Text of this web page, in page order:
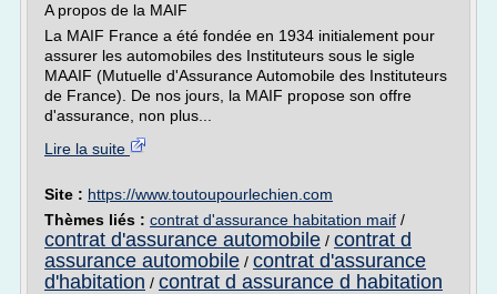
A propos de la MAIF
La MAIF France a été fondée en 1934 initialement pour
assurer les automobiles des Instituteurs sous le sigle
MAAIF (Mutuelle d'Assurance Automobile des Instituteurs
de France). De nos jours, la MAIF propose son offre
d'assurance, non plus...
Lire la suite
Site : https://www.toutoupourlechien.com
Thèmes liés : contrat d'assurance habitation maif /
contrat d'assurance automobile / contrat d
assurance automobile / contrat d'assurance
d'habitation / contrat d assurance d habitation